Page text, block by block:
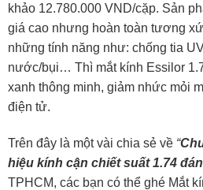
khảo 12.780.000 VND/cặp. Sản
giá cao nhưng hoàn toàn tương
những tính năng như: chống tia
nước/bụi… Thì mắt kính Essilor
xanh thông minh, giảm nhức mỏi
điện tử.
Trên đây là một vài chia sẻ về “
hiệu kính cận chiết suất 1.74
TPHCM, các bạn có thể ghé Mắt